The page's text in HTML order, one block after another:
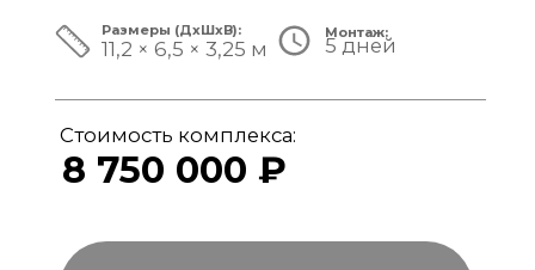
6 950 000 ₽
11,7 × 3,9 × 3,25 м